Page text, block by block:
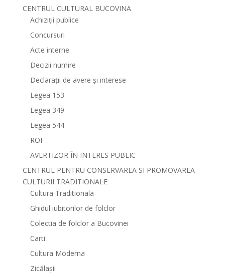
CENTRUL CULTURAL BUCOVINA
Achiziții publice
Concursuri
Acte interne
Decizii numire
Declarații de avere și interese
Legea 153
Legea 349
Legea 544
ROF
AVERTIZOR ÎN INTERES PUBLIC
CENTRUL PENTRU CONSERVAREA SI PROMOVAREA
CULTURII TRADITIONALE
Cultura Traditionala
Ghidul iubitorilor de folclor
Colectia de folclor a Bucovinei
Carti
Cultura Moderna
Zicălașii